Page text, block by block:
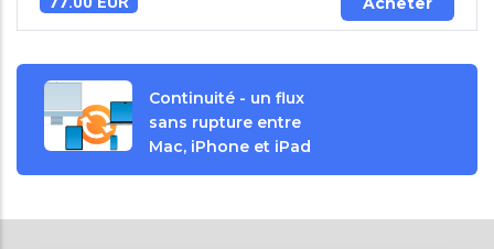
Continuité - un flux
sans rupture entre
Mac, iPhone et iPad